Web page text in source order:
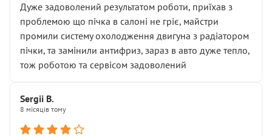
Дуже задоволений результатом роботи, приїхав з
проблемою що пічка в салоні не гріє, майстри
промили систему охолодження двигуна з радіатором
пічки, та замінили антифриз, зараз в авто дуже тепло,
тож роботою та сервісом задоволений
Sergii B.
8 місяців тому